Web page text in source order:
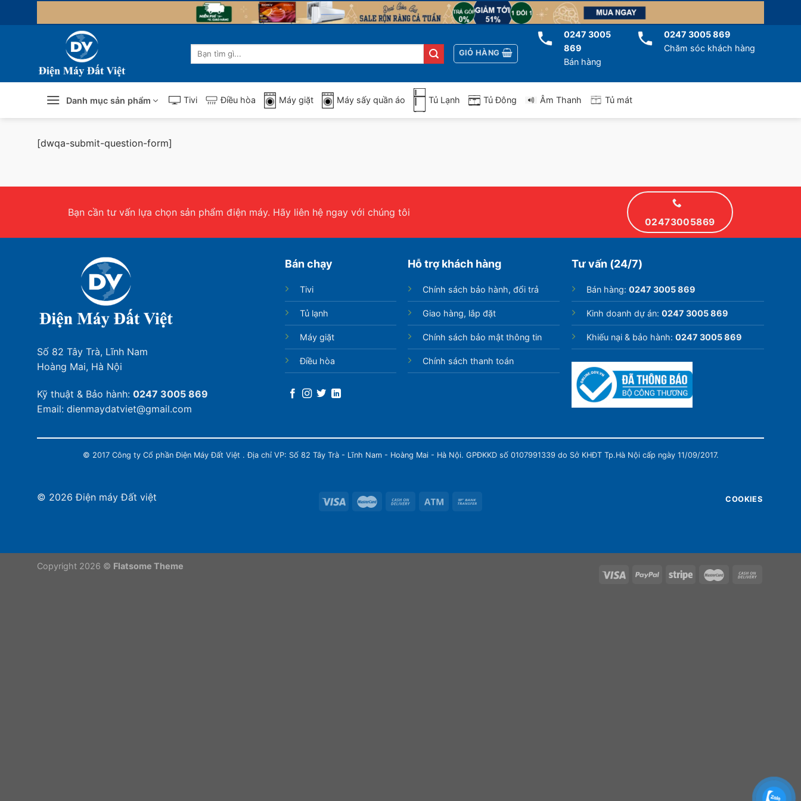
Tìm
kiếm:
GIỎ HÀNG
0247 3005
869
Bán hàng
0247 3005 869
Chăm sóc khách hàng
Danh mục sản phẩm Tivi Điều hòa Máy giặt Máy sấy quần áo Tủ Lạnh Tủ Đông Âm Thanh Tủ mát
[dwqa-submit-question-form]
Bạn cần tư vấn lựa chọn sản phẩm điện máy. Hãy liên hệ ngay với chúng tôi
02473005869
Số 82 Tây Trà, Lĩnh Nam
Hoàng Mai, Hà Nội
Kỹ thuật & Bảo hành: 0247 3005 869
Email: dienmaydatviet@gmail.com
Bán chạy
Tivi
Tủ lạnh
Máy giặt
Điều hòa
Hỗ trợ khách hàng
Chính sách bảo hành, đổi trả
Giao hàng, lắp đặt
Chính sách bảo mật thông tin
Chính sách thanh toán
Tư vấn (24/7)
Bán hàng: 0247 3005 869
Kinh doanh dự án: 0247 3005 869
Khiếu nại & bảo hành: 0247 3005 869
© 2017 Công ty Cổ phần Điện Máy Đất Việt . Địa chỉ VP: Số 82 Tây Trà - Lĩnh Nam - Hoàng Mai - Hà Nội. GPĐKKD số 0107991339 do Sở KHĐT Tp.Hà Nội cấp ngày 11/09/2017.
© 2026 Điện máy Đất việt COOKIES
Copyright 2026 © Flatsome Theme